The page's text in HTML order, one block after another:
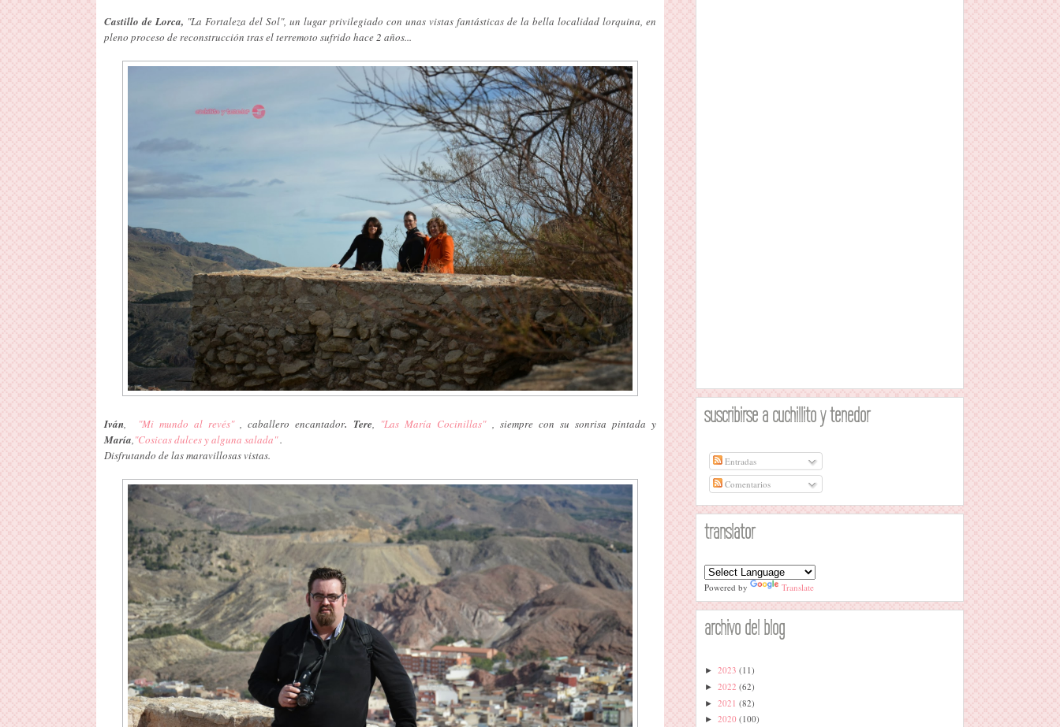
Castillo de Lorca, "La Fortaleza del Sol", un lugar privilegiado con unas vistas fantásticas de la bella localidad lorquina, en
pleno proceso de reconstrucción tras el terremoto sufrido hace 2 años...
Iván, "Mi mundo al revés", caballero encantador. Tere, "Las María Cocinillas", siempre con su sonrisa pintada y
María,"Cosicas dulces y alguna salada".
Disfrutando de las maravillosas vistas.
suscribirse a cuchillito y tenedor
Entradas
Comentarios
translator
Powered by Translate
archivo del blog
► 2023 (11)
► 2022 (62)
► 2021 (82)
► 2020 (100)